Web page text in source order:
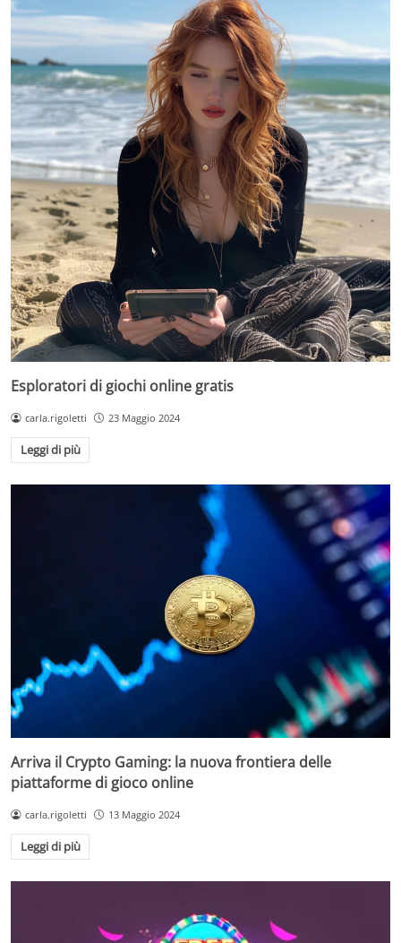
Esploratori di giochi online gratis
carla.rigoletti 23 Maggio 2024
Leggi di più
Arriva il Crypto Gaming: la nuova frontiera delle
piattaforme di gioco online
carla.rigoletti 13 Maggio 2024
Leggi di più